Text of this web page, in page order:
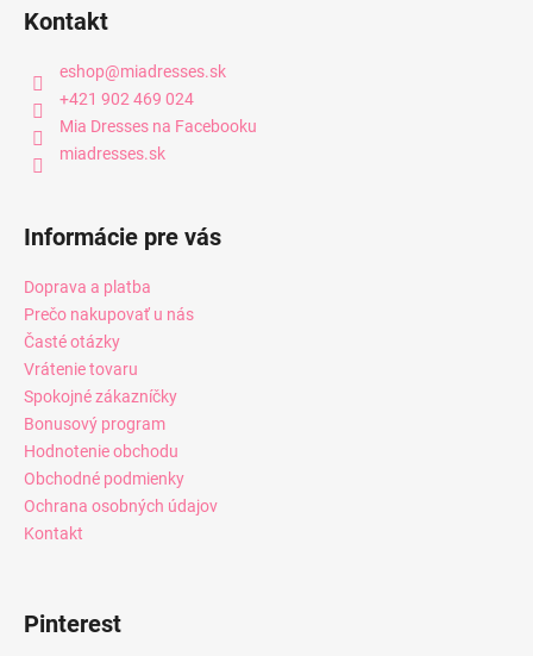
Kontakt
eshop@miadresses.sk
+421 902 469 024
Mia Dresses na Facebooku
miadresses.sk
Informácie pre vás
Doprava a platba
Prečo nakupovať u nás
Časté otázky
Vrátenie tovaru
Spokojné zákazníčky
Bonusový program
Hodnotenie obchodu
Obchodné podmienky
Ochrana osobných údajov
Kontakt
Pinterest